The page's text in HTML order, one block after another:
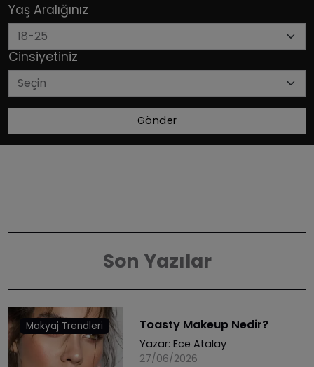
Yaş Aralığınız
Cinsiyetiniz
Gönder
Son Yazılar
Makyaj Trendleri Toasty Makeup Nedir?
Yazar: Ece Atalay
27/06/2026